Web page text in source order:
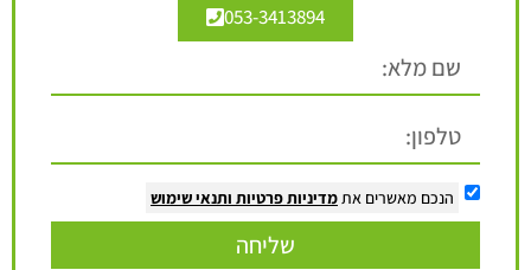
053-3413894
הנכם מאשרים את מדיניות פרטיות ותנאי שימוש
שליחה